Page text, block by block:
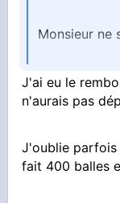
Monsieur ne
Profite en
J'ai eu le
n'aurais pas
J'oublie
fait 400 balles